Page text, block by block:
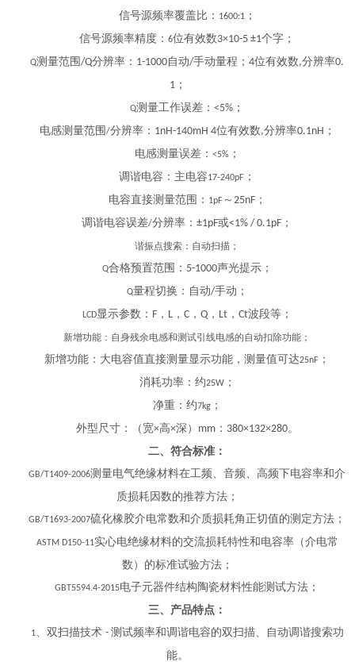
信号源频率覆盖比： 1600:1；
信号源频率精度： 6位有效数3×10-5 ±1个字；
Q测量范围 /Q分辨率： 1-1000自动/手动量程； 4位有效数,分辨率0.
1；
Q测量工作误差： <5% ；
电感测量范围 /分辨率： 1nH-140mH 4位有效数,分辨率0.1nH ；
电感测量误差： <5% ；
调谐电容：主电容17-240pF ；
电容直接测量范围： 1pF～ 25nF；
调谐电容误差/分辨率： ±1pF或<1% / 0.1pF ；
谐振点搜索：自动扫描；
Q合格预置范围： 5-1000声光提示；
Q量程切换：自动/手动；
LCD显示参数： F， L， C， Q， Lt， Ct波段等；
新增功能：自身残余电感和测试引线电感的自动扣除功能；
新增功能：大电容值直接测量显示功能，测量值可达25nF ；
消耗功率：约25W；
净重：约7kg；
外型尺寸：（宽×高×深） mm： 380×132×280。
二、符合标准：
GB/T1409-2006测量电气绝缘材料在工频、音频、高频下电容率和介
质损耗因数的推荐方法；
GB/T1693-2007硫化橡胶介电常数和介质损耗角正切值的测定方法；
ASTM D150-11实心电绝缘材料的交流损耗特性和电容率（介电常
数）的标准试验方法；
GBT5594.4-2015电子元器件结构陶瓷材料性能测试方法；
三、产品特点：
1、双扫描技术 - 测试频率和调谐电容的双扫描、自动调谐搜索功
能。